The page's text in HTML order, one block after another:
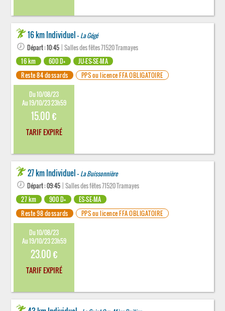
16 km Individuel - La Gégé
Départ : 10:45 | Salles des fêtes 71520 Tramayes
16 km
600 D+
JU-ES-SE-MA
Reste 84 dossards
PPS ou licence FFA OBLIGATOIRE
Du 10/08/23
Au 19/10/23 23h59
15.00 €
TARIF EXPIRÉ
27 km Individuel - La Buissonnière
Départ : 09:45 | Salles des fêtes 71520 Tramayes
27 km
900 D+
ES-SE-MA
Reste 98 dossards
PPS ou licence FFA OBLIGATOIRE
Du 10/08/23
Au 19/10/23 23h59
23.00 €
TARIF EXPIRÉ